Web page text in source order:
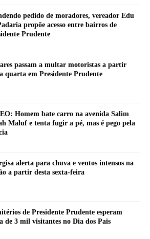
pedido de moradores, vereador Edu
propõe acesso entre bairros de
Prudente
passam a multar motoristas a partir
quarta em Presidente Prudente
Homem bate carro na avenida Salim
Maluf e tenta fugir a pé, mas é pego pela
alerta para chuva e ventos intensos na
a partir desta sexta-feira
de Presidente Prudente esperam
de 3 mil visitantes no Dia dos Pais